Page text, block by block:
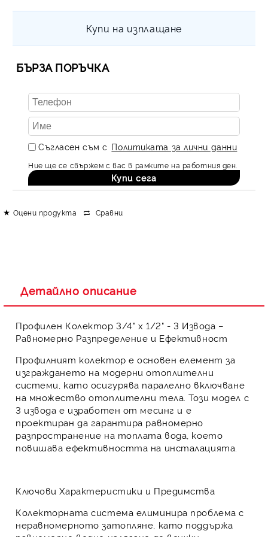
Купи на изплащане
БЪРЗА ПОРЪЧКА
Съгласен съм с Политиката за лични данни
Ние ще се свържем с вас в рамките на работния ден.
Оцени продукта Сравни
Детайлно описание
Профилен Колектор 3/4" х 1/2" - 3 Извода –
Равномерно Разпределение и Ефективност
Профилният колектор е основен елемент за
изграждането на модерниотоплителни
системи , като осигурява паралелно включване
на множество отоплителни тела. Този модел с
3 извода е изработен от месинг и е
проектиран да гарантира равномерно
разпространение на топлата вода , което
повишава ефективността на инсталацията.
Ключови Характеристики и Предимства
Колекторната система елиминира проблема с
неравномерното затопляне, като поддържа